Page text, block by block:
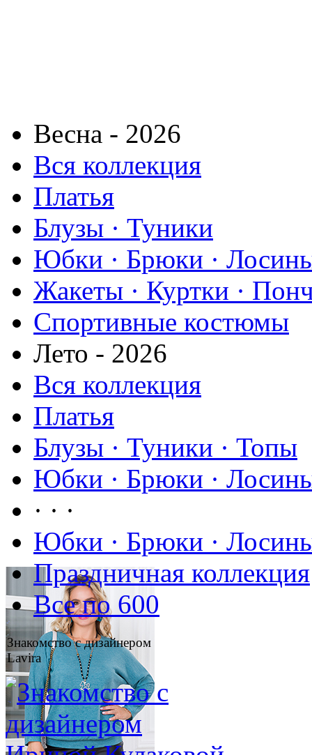
Весна - 2026
Вся коллекция
Платья
Блузы · Туники
Юбки · Брюки ·
Жакеты · Куртки ·
Спортивные костюмы
Лето - 2026
Вся коллекция
Платья
Блузы · Туники · Топы
Юбки · Брюки ·
· · ·
Юбки · Брюки ·
Праздничная коллекция
Все по 600
Знакомство с дизайнером
Lavira